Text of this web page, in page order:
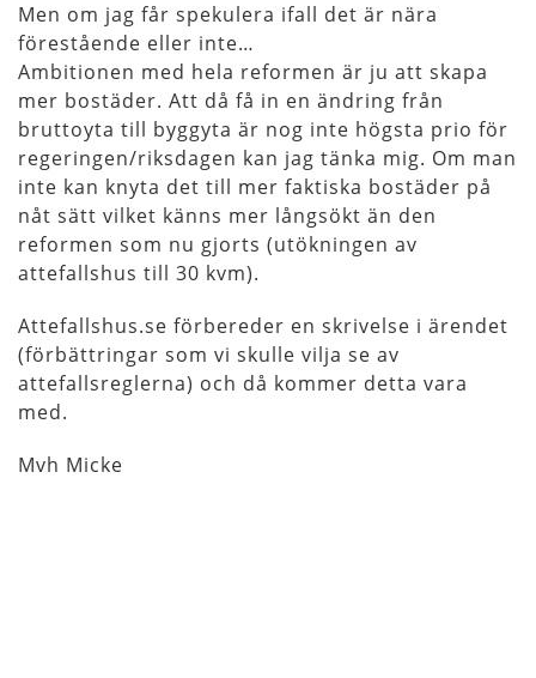
Men om jag får spekulera ifall det är nära
förestående eller inte…
Ambitionen med hela reformen är ju att skapa
mer bostäder. Att då få in en ändring från
bruttoyta till byggyta är nog inte högsta prio för
regeringen/riksdagen kan jag tänka mig. Om man
inte kan knyta det till mer faktiska bostäder på
nåt sätt vilket känns mer långsökt än den
reformen som nu gjorts (utökningen av
attefallshus till 30 kvm).
Attefallshus.se förbereder en skrivelse i ärendet
(förbättringar som vi skulle vilja se av
attefallsreglerna) och då kommer detta vara
med.
Mvh Micke